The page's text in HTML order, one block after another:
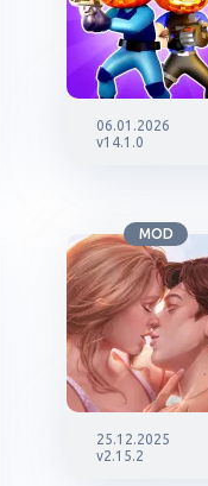
06.01.2026
v14.1.0
MOD
25.12.2025
v2.15.2